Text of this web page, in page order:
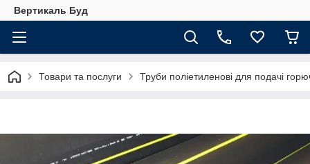
Вертикаль Буд
Товари та послуги Труби поліетиленові для подачі